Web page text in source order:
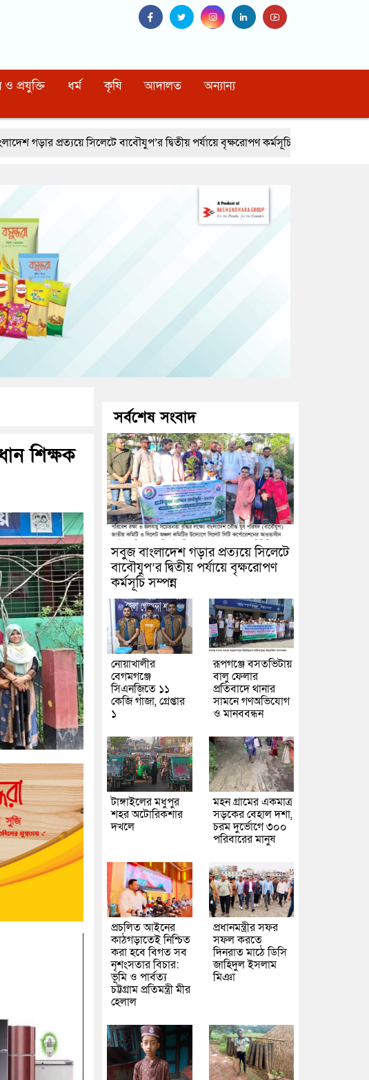
ও প্রযুক্তি ধর্ম কৃষি আদালত অন্যান্য
বাবৌযুপ’র দ্বিতীয় পর্যায়ে বৃক্ষরোপণ কর্মসূচি সম্পন্ন নোয়াখালীর বেগমগঞ্জে
শিক্ষক
সর্বশেষ সংবাদ
সবুজ বাংলাদেশ গড়ার প্রত্যয়ে সিলেটে
বাবৌযুপ’র দ্বিতীয় পর্যায়ে বৃক্ষরোপণ
কর্মসূচি সম্পন্ন
নোয়াখালীর
বেগমগঞ্জে
সিএনজিতে ১১
কেজি গাঁজা, গ্রেপ্তার
১
রূপগঞ্জে বসতভিটায়
বালু ফেলার
প্রতিবাদে থানার
সামনে গণঅভিযোগ
ও মানববন্ধন
টাঙ্গাইলের মধুপুর
শহর অটোরিকশার
দখলে
মহন গ্রামের একমাত্র
সড়কের বেহাল দশা,
চরম দুর্ভোগে ৩০০
পরিবারের মানুষ
প্রচলিত আইনের
কাঠগড়াতেই নিশ্চিত
করা হবে বিগত সব
নৃশংসতার বিচার:
ভূমি ও পার্বত্য
চট্টগ্রাম প্রতিমন্ত্রী মীর
হেলাল
প্রধানমন্ত্রীর সফর
সফল করতে
দিনরাত মাঠে ডিসি
জাহিদুল ইসলাম
মিঞা